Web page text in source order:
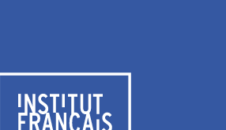
Visiter le site de l’Institut français